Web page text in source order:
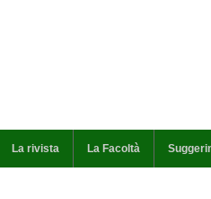
La rivista La Facoltà